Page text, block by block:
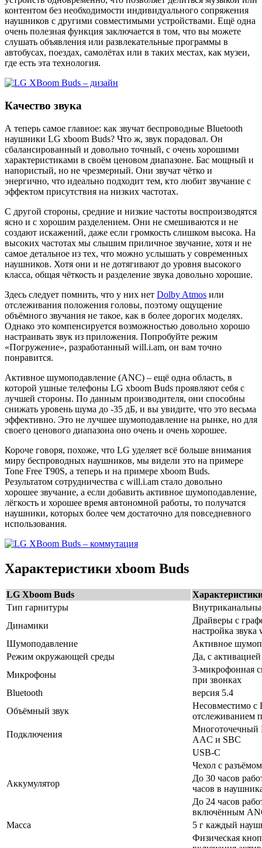
контентом без необходимости индивидуального сопряжения
наушников с другими совместимыми устройствами. Ещё одна
очень полезная функция заключается в том, что вы можете
слушать объявления или развлекательные программы в
автобусах, поездах, самолётах или в таких местах, как музеи,
где есть эта технология.
Качество звука
А теперь самое главное: как звучат беспроводные Bluetooth
наушники LG xboom Buds? Что ж, звук порадовал. Он
сбалансированный и довольно точный, с очень хорошими
характеристиками в своём ценовом диапазоне. Бас мощный и
напористый, но не чрезмерный. Они звучат чётко и
энергично, что идеально подходит тем, кто любит звучание с
эффектом присутствия на низких частотах.
С другой стороны, средние и низкие частоты воспроизводятся
ясно и с хорошим разделением. Они не смешиваются и не
создают искажений, даже если громкость слишком высока. На
высоких частотах мы слышим приличное звучание, хотя и не
самое детальное из тех, что можно услышать у современных
наушников. Хотя они и не дотягивают до уровня высокого
класса, общая чёткость и разделение звука довольно хорошие.
Здесь следует помнить, что у них нет Dolby Atmos или
отслеживания положения головы, поэтому ощущение
объёмного звучания не такое, как в более дорогих моделях.
Однако это компенсируется возможностью довольно хорошо
настраивать звук из приложения. Попробуйте режим
«Погружение», разработанный will.i.am, он вам точно
понравится.
Активное шумоподавление (ANC) – ещё одна область, в
которой ушные телефоны LG xboom Buds проявляют себя с
лучшей стороны. По данным производителя, они способны
снижать уровень шума до -35 дБ, и вы увидите, что это весьма
эффективно. Это не лучшее шумоподавление на рынке, но для
своего ценового диапазона оно очень и очень хорошее.
Короче говоря, похоже, что LG уделяет всё больше внимания
миру беспроводных наушников, мы видели это на примере
Tone Free T90S, а теперь и на примере xboom Buds.
Результатом сотрудничества с will.i.am стало довольно
хорошее звучание, а если добавить активное шумоподавление,
лёгкость и хорошее время автономной работы, то получатся
наушники, которых более чем достаточно для повседневного
использования.
Характеристики xboom Buds
LG Xboom Buds
Тип гарнитуры
Динамики
Драйверы с
настройка звука
Шумоподавление
Активное
Режим окружающей среды
Да, с
Микрофоны
3-микрофонная
при звонках
Bluetooth
версия 5.4
Объёмный звук
Несовместимо с
отслеживанием
Подключения
Многоточечный
AAC и SBC
USB-C
Чехол с
Аккумулятор
До 30 часов
часов в
До 24 часов
включённым
Масса
5 г каждый
Физическая